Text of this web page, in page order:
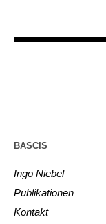
BASCIS
Ingo Niebel
Publikationen
Kontakt